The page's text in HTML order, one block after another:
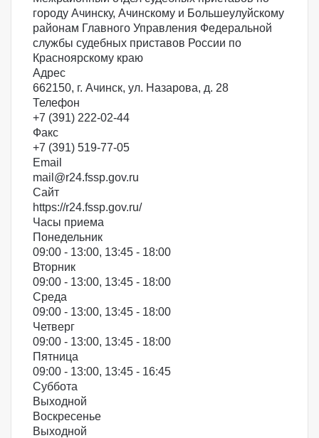
городу Ачинску, Ачинскому и Большеулуйскому
районам Главного Управления Федеральной
службы судебных приставов России по
Красноярскому краю
Адрес
662150, г. Ачинск, ул. Назарова, д. 28
Телефон
+7 (391) 222-02-44
Факс
+7 (391) 519-77-05
Email
mail@r24.fssp.gov.ru
Сайт
https://r24.fssp.gov.ru/
Часы приема
Понедельник
09:00 - 13:00, 13:45 - 18:00
Вторник
09:00 - 13:00, 13:45 - 18:00
Среда
09:00 - 13:00, 13:45 - 18:00
Четверг
09:00 - 13:00, 13:45 - 18:00
Пятница
09:00 - 13:00, 13:45 - 16:45
Суббота
Выходной
Воскресенье
Выходной